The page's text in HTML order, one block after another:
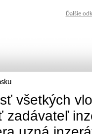
Ďalšie
všetkých
zadávateľ